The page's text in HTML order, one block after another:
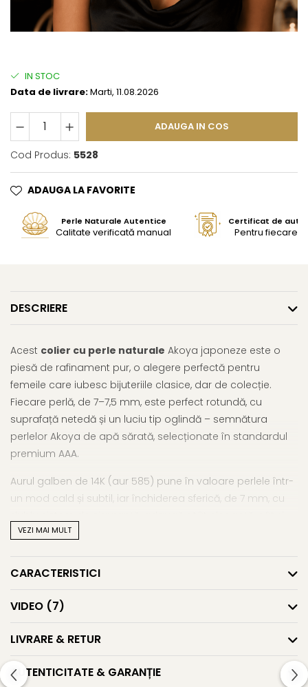
IN STOC
Data de livrare:Marti, 11.08.2026
ADAUGA IN COS
Cod Produs: 5528
ADAUGA LA FAVORITE
Perle Naturale Autentice
Calitate verificată manual
Certificat de
Pentru fiecare
DESCRIERE
Acest colier cu perle naturale Akoya japoneze este o
piesă de rafinament pur, o alegere perfectă pentru
femeile care iubesc bijuteriile clasice, dar de colecție.
Fiecare perlă, de 7–7,5 mm, este perfect rotundă, cu
suprafață netedă și un luciu tip oglindă – semnătura
perlelor Akoya de apă sărată, selecționate în standardul
premium AAA.
Aurul galben de 14K (aur 585) pune în valoare perlele într-
un mod cald și subtil, iar închiderea sferică, de 7 mm, cu
confort la purtare. Lungimea clasică de 43 cm face ca
completând orice ținută cu discreție și stil.
perle de calitate AAA sunt produse în serii foarte limitate.
pentru evenimente deosebite sau aniversări
semnificative.
VEZI MAI MULT
CARACTERISTICI
VIDEO (7)
LIVRARE & RETUR
AUTENTICITATE & GARANȚIE